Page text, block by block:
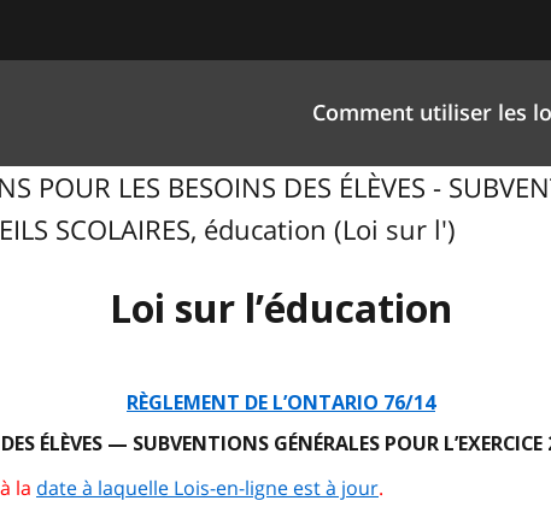
Comment utiliser les
LES BESOINS DES ÉLÈVES -
SCOLAIRES, éducation (Loi sur l')
Loi sur l’éducation
RÈGLEMENT DE L’ONTARIO 76/14
ÉLÈVES — SUBVENTIONS GÉNÉRALES POUR
la date à laquelle Lois-en-ligne est à jour.